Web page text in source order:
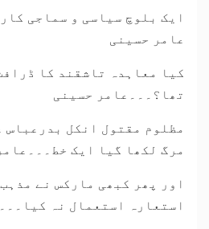
ایک بلوچ سیاسی و سماجی
عامر حسینی
کیا معاہدہ تاشقند کا
تھا؟۔۔۔عامر حسینی
مظلوم مقتول انکل بدرعباس
مرگ لکھا گیا ایک
اور پھر کبھی مارکس نے
استعارہ استعمال نہ